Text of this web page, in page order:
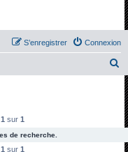
Connexion
S’enregistrer
1 sur 1
de recherche.
1 sur 1